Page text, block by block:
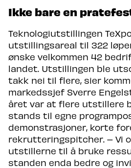
Ikke bare en
Teknologiutstillingen
utstillingsareal til 322
ønske velkommen 42
landet. Utstillingen ble
takk nei til flere, sier
markedssjef Sverre
året var at flere utstillere
stands til egne
demonstrasjoner, korte
rekrutteringspitcher. – Vi
utstillerne til å bruke
standen enda bedre og